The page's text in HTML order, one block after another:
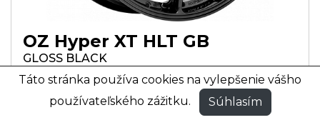
OZ Hyper XT HLT GB
GLOSS BLACK
LESKLÁ ČIERNA FARBA
21 22
Táto stránka používa cookies na vylepšenie vášho
používateľského zážitku.
Súhlasím